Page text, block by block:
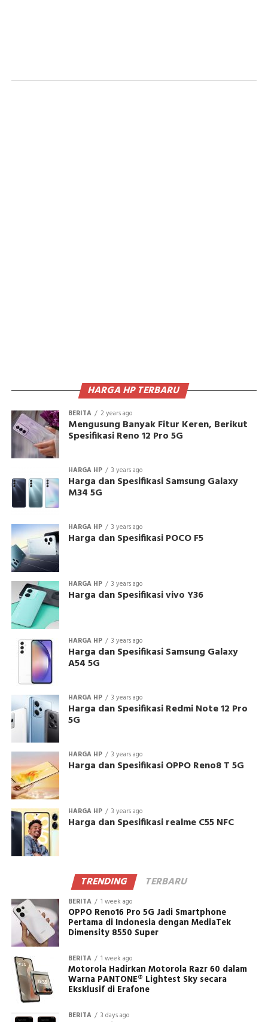
HARGA HP TERBARU
BERITA 2 years ago
Mengusung Banyak Fitur Keren, Berikut
Spesifikasi Reno 12 Pro 5G
HARGA HP 3 years ago
Harga dan Spesifikasi Samsung Galaxy
M34 5G
HARGA HP 3 years ago
Harga dan Spesifikasi POCO F5
HARGA HP 3 years ago
Harga dan Spesifikasi vivo Y36
HARGA HP 3 years ago
Harga dan Spesifikasi Samsung Galaxy
A54 5G
HARGA HP 3 years ago
Harga dan Spesifikasi Redmi Note 12 Pro
5G
HARGA HP 3 years ago
Harga dan Spesifikasi OPPO Reno8 T 5G
HARGA HP 3 years ago
Harga dan Spesifikasi realme C55 NFC
TRENDING TERBARU
BERITA 1 week ago
OPPO Reno16 Pro 5G Jadi Smartphone
Pertama di Indonesia dengan MediaTek
Dimensity 8550 Super
BERITA 1 week ago
Motorola Hadirkan Motorola Razr 60 dalam
Warna PANTONE® Lightest Sky secara
Eksklusif di Erafone
BERITA 3 days ago